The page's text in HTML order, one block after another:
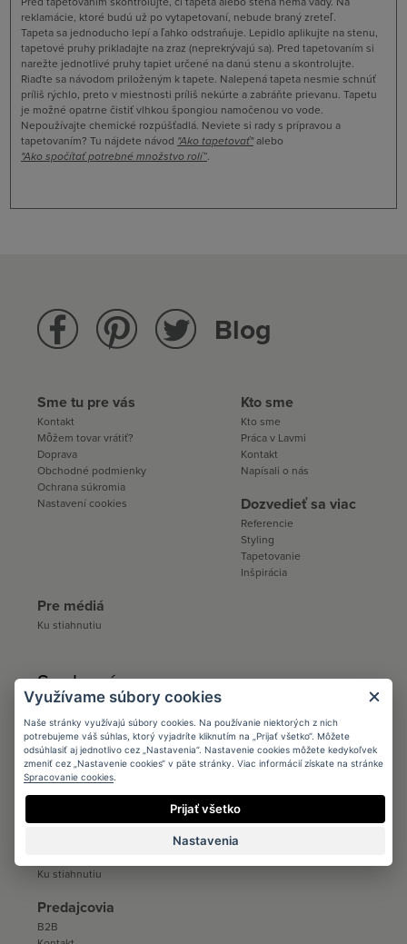
reklamácie, ktoré budú už po vytapetovaní, nebude braný zreteľ.
Tapeta sa jednoducho lepí a ľahko odstraňuje. Lepidlo aplikujte na stenu,
tapetové pruhy prikladajte na zraz (neprekrývajú sa). Pred tapetovaním si
narežte jednotlivé pruhy tapiet určené na danú stenu a skontrolujte.
Riaďte sa návodom priloženým k tapete. Nalepená tapeta nesmie schnúť
príliš rýchlo, preto v miestnosti príliš nekúrte a zabráňte prievanu. Tapetu
je možné opatrne čistiť vlhkou špongiou namočenou vo vode.
Nepoužívajte chemické rozpúšťadlá. Neviete si rady s prípravou a
tapetovaním? Tu nájdete návod "Ako tapetovať"alebo
"Ako spočítať potrebné množstvo rolí”.
Blog
Sme tu pre vás
Kontakt
Môžem tovar vrátiť?
Doprava
Obchodné podmienky
Ochrana súkromia
Nastavení cookies
Kto sme
Kto sme
Práca v Lavmi
Kontakt
Napísali o nás
Dozvedieť sa viac
Referencie
Styling
Tapetovanie
Inšpirácia
Pre médiá
Ku stiahnutiu
Spolupráca:
Architects
Podmienky
Registrácia
Katalógy a vzorkovníky
Distribúcia
Ku stiahnutiu
Predajcovia
B2B
Využívame súbory cookies
Naše stránky využívajú súbory cookies. Na používanie niektorých z nich
potrebujeme váš súhlas, ktorý vyjadríte kliknutím na „Prijať všetko“. Môžete
odsúhlasiť aj jednotlivo cez „Nastavenia“. Nastavenie cookies môžete kedykoľvek
zmeniť cez „Nastavenie cookies“ v päte stránky. Viac informácií získate na stránke
Spracovanie cookies
Prijať všetko
Nastavenia